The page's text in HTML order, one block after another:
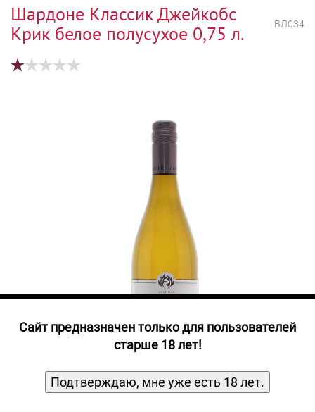
Бонусная система
Наша команда
关于我们
Виски и Бурбон
Пиво и слабоалк. напитки
Ликер
Продукты, Посуда, Аксессуары
Шардоне Классик Джейкобс
Крик белое полусухое 0,75 л.
ВЛ034
Cайт предназначен только для пользователей
старше 18 лет!
Подтверждаю, мне уже есть 18 лет.